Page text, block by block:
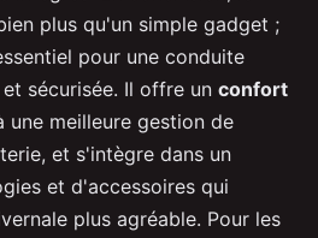
plus qu'un simple gadget ;
pour une conduite
sécurisée. Il offre un confort
une meilleure gestion de
et s'intègre dans un
et d'accessoires qui
plus agréable. Pour les